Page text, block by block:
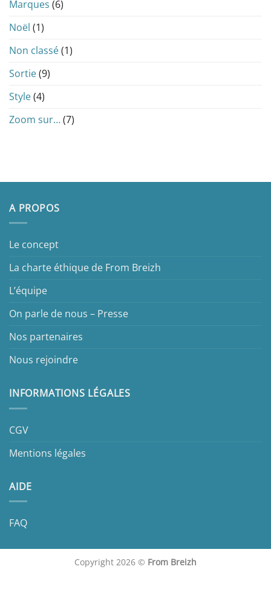
Marques (6)
Noël (1)
Non classé(1)
Sortie(9)
Style(4)
Zoom sur…(7)
A PROPOS
Le concept
La charte éthique de From Breizh
L’équipe
On parle de nous – Presse
Nos partenaires
Nous rejoindre
INFORMATIONS LÉGALES
CGV
Mentions légales
AIDE
FAQ
Copyright 2026 © From Breizh